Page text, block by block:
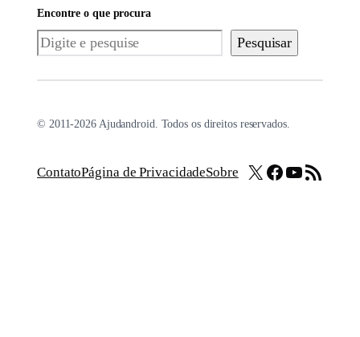
Encontre o que procura
Pesquisar Pesquisar
© 2011-2026 Ajudandroid. Todos os direitos reservados.
ContatoPágina de PrivacidadeSobre X Facebook
Youtube
Feed RSS